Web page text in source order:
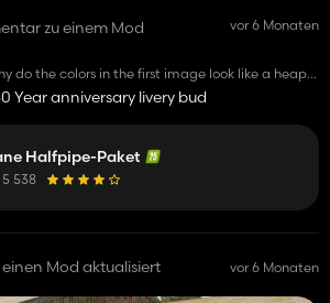
zu einem Mod
vor 6 Monaten
do the colors in the first image look like a heap
shite?Year anniversary livery bud
Halfpipe-Paket
5 538
einen Mod aktualisiert vor 6 Monaten